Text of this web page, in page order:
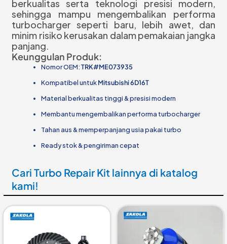
berkualitas serta teknologi presisi modern,
sehingga mampu mengembalikan performa
turbocharger seperti baru, lebih awet, dan
minim risiko kerusakan dalam pemakaian jangka
panjang.
Keunggulan Produk:
Nomor OEM:TRK#ME073935
Kompatibel untukMitsubishi 6D16T
Material berkualitas tinggi & presisi modern
Membantu mengembalikan performa turbocharger
Tahan aus & memperpanjang usia pakai turbo
Ready stok & pengiriman cepat
Cari Turbo Repair Kit lainnya di katalog
kami!